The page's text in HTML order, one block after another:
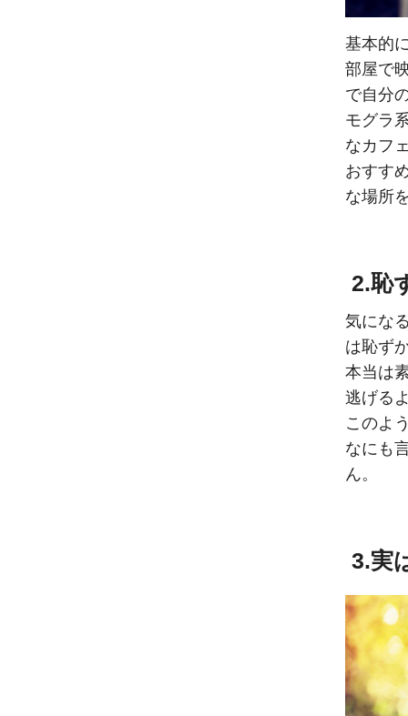
基本的
部屋で
で自分
モグラ
なカフ
おすす
な場所
2.恥
気にな
は恥ず
本当は
逃げる
このよ
なにも
ん。
3.実